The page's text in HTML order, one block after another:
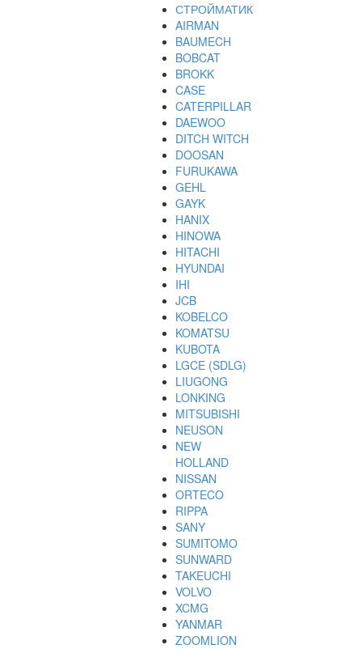
СТРОЙМАТИК
AIRMAN
BAUMECH
BOBCAT
BROKK
CASE
CATERPILLAR
DAEWOO
DITCH WITCH
DOOSAN
FURUKAWA
GEHL
GAYK
HANIX
HINOWA
HITACHI
HYUNDAI
IHI
JCB
KOBELCO
KOMATSU
KUBOTA
LGCE (SDLG)
LIUGONG
LONKING
MITSUBISHI
NEUSON
NEW
HOLLAND
NISSAN
ORTECO
RIPPA
SANY
SUMITOMO
SUNWARD
TAKEUCHI
VOLVO
XCMG
YANMAR
ZOOMLION